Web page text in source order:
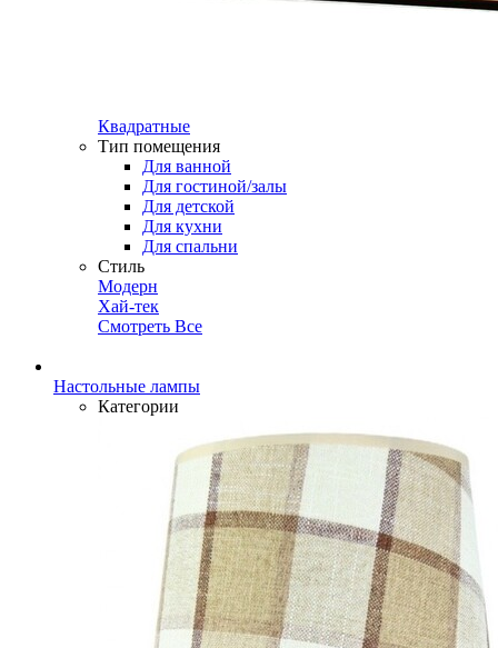
Квадратные
Тип помещения
Для ванной
Для гостиной/залы
Для детской
Для кухни
Для спальни
Стиль
Модерн
Хай-тек
Смотреть Все
Настольные лампы
Категории